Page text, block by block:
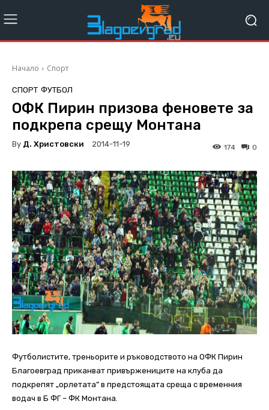
Начало Спорт
СПОРТ ФУТБОЛ
ОФК Пирин призова феновете за
подкрепа срещу Монтана
By Д. Христовски 2014-11-19 0
174
Футболистите, треньорите и ръководството на ОФК Пирин
Благоевград приканват привържениците на клуба да
подкрепят „орлетата” в предстоящата среща с временния
водач в Б ФГ – ФК Монтана.